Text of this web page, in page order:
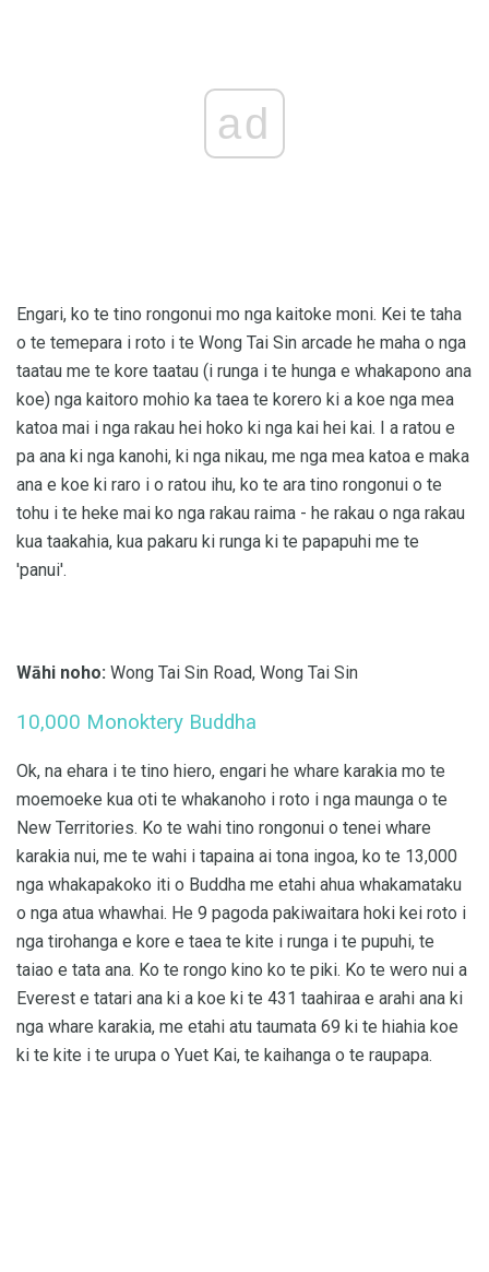
ad
Engari, ko te tino rongonui mo nga kaitoke moni. Kei te taha
o te temepara i roto i te Wong Tai Sin arcade he maha o nga
taatau me te kore taatau (i runga i te hunga e whakapono ana
koe) nga kaitoro mohio ka taea te korero ki a koe nga mea
katoa mai i nga rakau hei hoko ki nga kai hei kai. I a ratou e
pa ana ki nga kanohi, ki nga nikau, me nga mea katoa e maka
ana e koe ki raro i o ratou ihu, ko te ara tino rongonui o te
tohu i te heke mai ko nga rakau raima - he rakau o nga rakau
kua taakahia, kua pakaru ki runga ki te papapuhi me te
'panui'.
Wāhi noho: Wong Tai Sin Road, Wong Tai Sin
10,000 Monoktery Buddha
Ok, na ehara i te tino hiero, engari he whare karakia mo te
moemoeke kua oti te whakanoho i roto i nga maunga o te
New Territories. Ko te wahi tino rongonui o tenei whare
karakia nui, me te wahi i tapaina ai tona ingoa, ko te 13,000
nga whakapakoko iti o Buddha me etahi ahua whakamataku
o nga atua whawhai. He 9 pagoda pakiwaitara hoki kei roto i
nga tirohanga e kore e taea te kite i runga i te pupuhi, te
taiao e tata ana. Ko te rongo kino ko te piki. Ko te wero nui a
Everest e tatari ana ki a koe ki te 431 taahiraa e arahi ana ki
nga whare karakia, me etahi atu taumata 69 ki te hiahia koe
ki te kite i te urupa o Yuet Kai, te kaihanga o te raupapa.